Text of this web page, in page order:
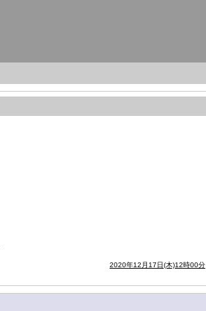
2020年12月17日(木)12時00分